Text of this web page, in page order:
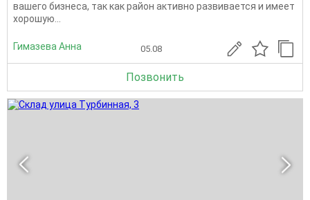
вашего бизнеса, так как район активно развивается и имеет
хорошую...
Гимазева Анна 05.08
Позвонить